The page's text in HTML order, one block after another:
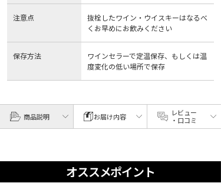
注意点
抜栓したワイン・ウイスキーはなるべ
くお早めにお飲みください
保存方法
ワインセラーで定温保存、もしくは温
度変化の低い場所で保存
商品説明 お届け内容
レビュー
・口コミ
オススメポイント